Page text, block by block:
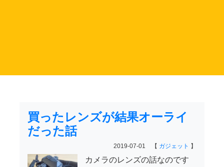
買ったレンズが結果オーライ
だった話
2019-07-01 【 ガジェット 】
カメラのレンズの話なのです